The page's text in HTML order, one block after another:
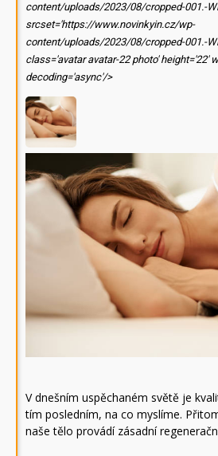
content/uploads/2023/08/cropped-001.-
srcset='https://www.novinkyin.cz/wp-
content/uploads/2023/08/cropped-001.-
class='avatar avatar-22 photo' height='22'
decoding='async'/>
V dnešním uspěchaném světě je
tím posledním, na co myslíme.
naše tělo provádí zásadní